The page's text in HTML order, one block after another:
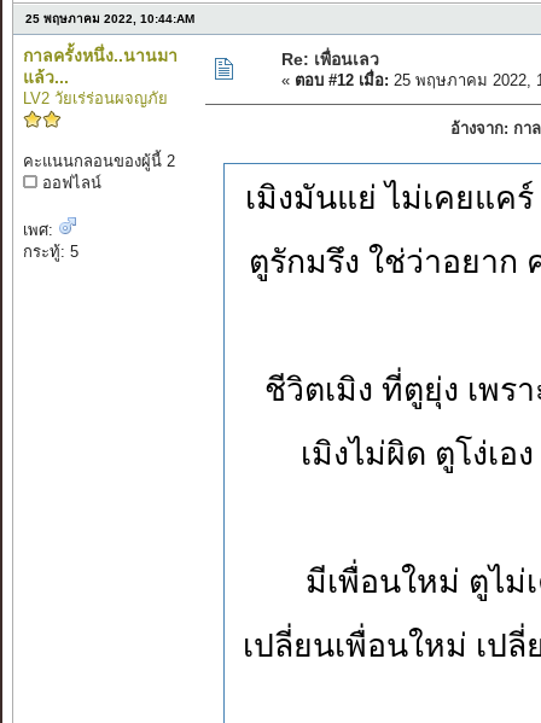
25 พฤษภาคม 2022, 10:44:AM
กาลครั้งหนึ่ง..นานมา
แล้ว...
LV2 วัยเร่ร่อนผจญภัย
คะแนนกลอนของผู้นี้ 2
ออฟไลน์
เพศ:
กระทู้: 5
Re: เพื่อนเลว
« ตอบ #12 เมื่อ: 25 พฤษภาคม 2022,
อ้างจาก: กา
เมิงมันแย่ ไม่เคยแค
ตูรักมรึง ใช่ว่าอยาก
ชีวิตเมิง ที่ตูยุ่ง เพร
เมิงไม่ผิด ตูโง่เ
มีเพื่อนใหม่ ตูไม่
เปลี่ยนเพื่อนใหม่ เป